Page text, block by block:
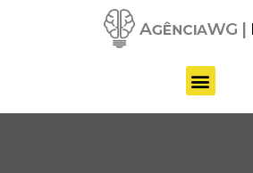
conteúdo